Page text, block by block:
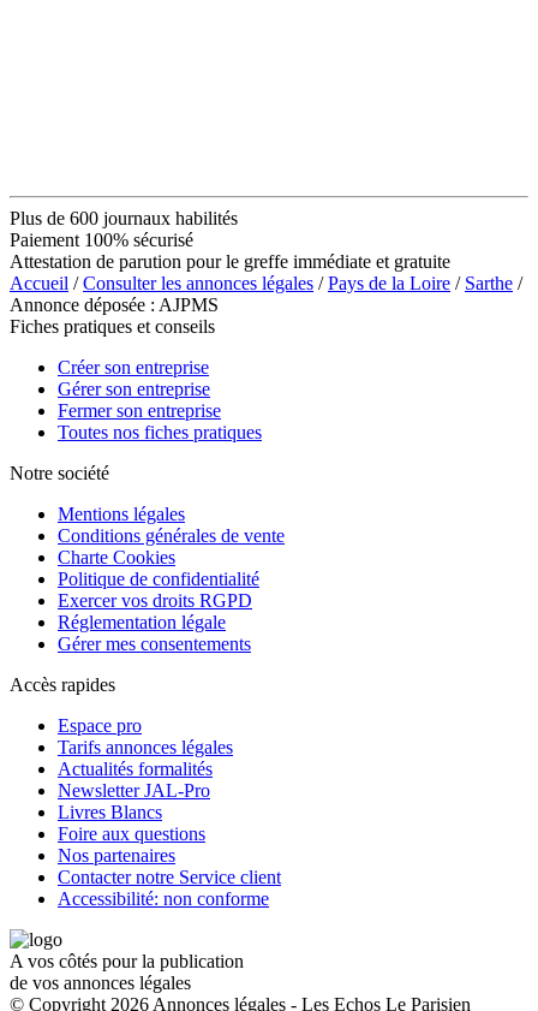
Plus de 600 journaux habilités
Paiement 100% sécurisé
Attestation de parution pour le greffe immédiate et gratuite
Accueil /Consulter les annonces légales /Pays de la Loire / Sarthe /
Annonce déposée : AJPMS
Fiches pratiques et conseils
Créer son entreprise
Gérer son entreprise
Fermer son entreprise
Toutes nos fiches pratiques
Notre société
Mentions légales
Conditions générales de vente
Charte Cookies
Politique de confidentialité
Exercer vos droits RGPD
Réglementation légale
Gérer mes consentements
Accès rapides
Espace pro
Tarifs annonces légales
Actualités formalités
Newsletter JAL-Pro
Livres Blancs
Foire aux questions
Nos partenaires
Contacter notre Service client
Accessibilité: non conforme
A vos côtés pour la publication
de vos annonces légales
© Copyright 2026 Annonces légales - Les Echos Le Parisien